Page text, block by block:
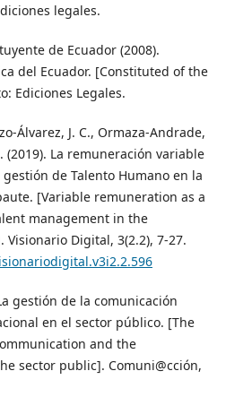
legales.
de Ecuador (2008).
del Ecuador. [Constituted of the
Ediciones Legales.
Álvarez, J. C., Ormaza-Andrade,
(2019). La remuneración variable
de Talento Humano en la
[Variable remuneration as a
management in the
Digital, 3(2.2), 7-27.
gestión de la comunicación
en el sector público. [The
and the
sector public]. Comuni@cción,